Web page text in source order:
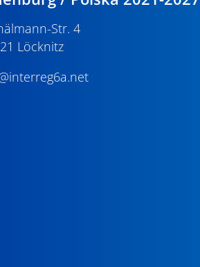
Str. 4
Löcknitz